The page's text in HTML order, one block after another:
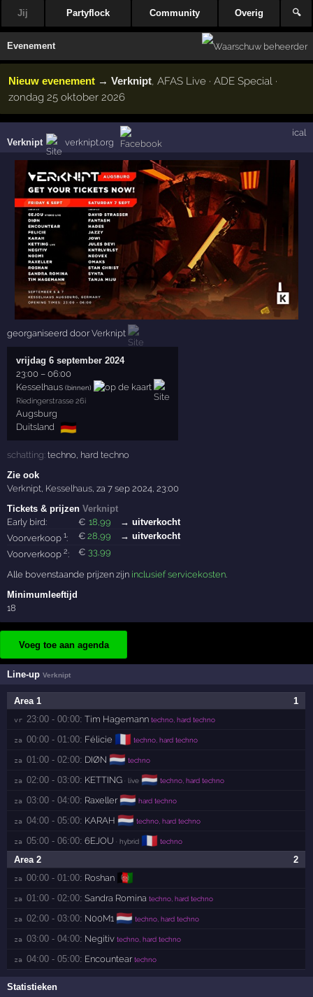
Jij Partyflock Community Overig 🔍
Evenement
Nieuw evenement →Verknipt, AFAS Live · ADE Special ·
zondag 25 oktober 2026
Verknipt verknipt.org
ical
georganiseerd doorVerknipt
vrijdag 6 september 2024
23:00 –06:00
Kesselhaus (binnen)
Riedingerstrasse 26i
Augsburg
Duitsland 🇩🇪
schatting:techno hard techno
Zie ook
Verknipt Kesselhaus ,za 7 sep 2024, 23:00
Tickets & prijzenVerknipt
Early bird:
€ 18,99
→ uitverkocht
Voorverkoop1: €28,99
→ uitverkocht
Voorverkoop2: € 33,99
Alle bovenstaande prijzen zijn inclusief servicekosten.
Minimumleeftijd
18
Voeg toe aan agenda
Line-upVerknipt
1
Area 1
vr 23:00 - 00:00: Tim Hagemann techno, hard techno
za 00:00 - 01:00: Félicie 🇫🇷 techno, hard techno
za 01:00 - 02:00: DIØN 🇳🇱 techno
za 02:00 - 03:00: KETTING · live 🇳🇱 techno, hard techno
za 03:00 - 04:00: Raxeller 🇳🇱 hard techno
za 04:00 - 05:00: KARAH 🇳🇱 techno, hard techno
za 05:00 - 06:00: 6EJOU · hybrid 🇫🇷 techno
2
Area 2
za 00:00 - 01:00: Roshan 🇦🇫
za 01:00 - 02:00: Sandra Romina techno, hard techno
za 02:00 - 03:00: N00M1 🇳🇱 techno, hard techno
za 03:00 - 04:00: Negitiv techno, hard techno
za 04:00 - 05:00: Encountear techno
Statistieken